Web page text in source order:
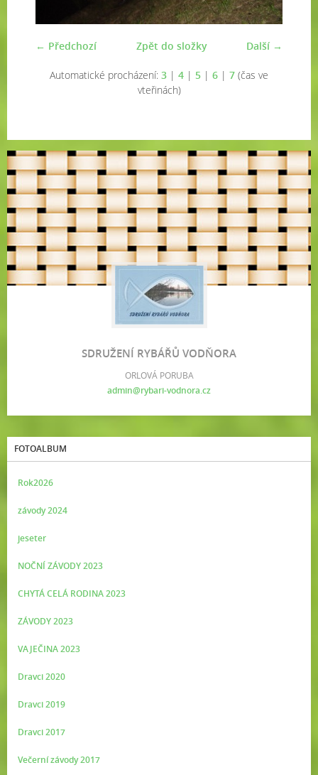
← Předchozí Další →
Zpět do složky
Automatické procházení: 3 | 4 | 5 | 6 | 7 (čas ve
vteřinách)
SDRUŽENÍ RYBÁŘŮ VODŇORA
ORLOVÁ PORUBA
admin@rybari-vodnora.cz
FOTOALBUM
Rok2026
závody 2024
jeseter
NOČNÍ ZÁVODY 2023
CHYTÁ CELÁ RODINA 2023
ZÁVODY 2023
VAJEČINA 2023
Dravci 2020
Dravci 2019
Dravci 2017
Večerní závody 2017